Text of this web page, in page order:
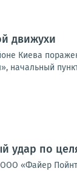
движухи
Киева
по
«Файер